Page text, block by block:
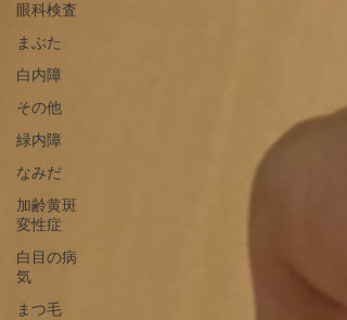
眼科検査
まぶた
白内障
その他
緑内障
なみだ
加齢黄斑
変性症
白目の病
気
まつ毛